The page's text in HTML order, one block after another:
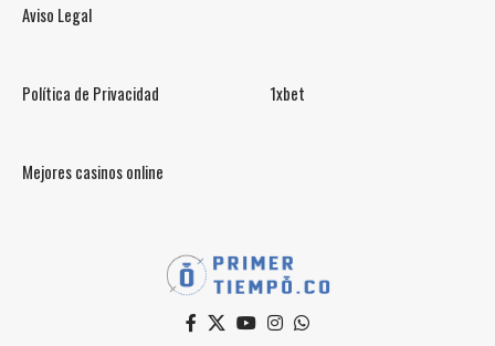
Aviso Legal
Política de Privacidad 1xbet
Mejores casinos online